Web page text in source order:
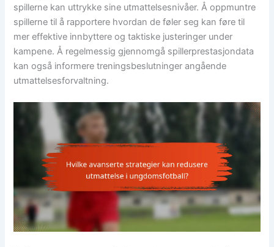
spillerne kan uttrykke sine utmattelsesnivåer. Å oppmuntre
spillerne til å rapportere hvordan de føler seg kan føre til
mer effektive innbyttere og taktiske justeringer under
kampene. Å regelmessig gjennomgå spillerprestasjondata
kan også informere treningsbeslutninger angående
utmattelsesforvaltning.